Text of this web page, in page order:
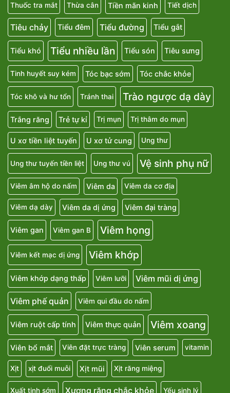
Thuốc tra mắt Thừa cân Tiền mãn kinh Tiết dịch
Tiêu chảy Tiểu đêm Tiểu đường Tiểu gắt
Tiểu khó Tiểu nhiều lần Tiểu són Tiêu sưng
Tinh huyết suy kém Tóc bạc sớm Tóc chắc khỏe
Tóc khô và hư tổn Tránh thai Trào ngược dạ dày
Trắng răng Trẻ tự kỉ Trị mụn Trị thâm do mụn
U xơ tiền liệt tuyến U xơ tử cung Ung thư
Ung thư tuyến tiền liệt Ung thư vú Vệ sinh phụ nữ
Viêm âm hộ do nấm Viêm da Viêm da cơ địa
Viêm dạ dày Viêm da dị ứng Viêm đại tràng
Viêm gan Viêm gan B Viêm họng
Viêm kết mạc dị ứng Viêm khớp
Viêm khớp dạng thấp Viêm lưỡi Viêm mũi dị ứng
Viêm phế quản Viêm qui đầu do nấm
Viêm ruột cấp tính Viêm thực quản Viêm xoang
Viên bổ mắt Viên đặt trực tràng Viên serum vitamin
Xịt xịt đuổi muỗi Xịt mũi Xịt răng miệng
Xuất tinh sớm Xương răng chắc khỏe Yếu sinh lý